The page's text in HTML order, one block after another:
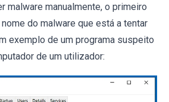
malware manualmente, o primeiro
do malware que está a tentar
exemplo de um programa suspeito
de um utilizador: